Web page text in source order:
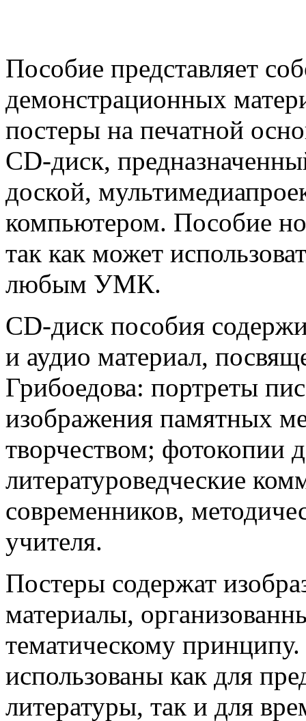
Пособие представляет
демонстрационных
постеры на печатной
CD-диск,
доской,
компьютером. Пособие
так как может
любым УМК.
CD-диск пособия
и аудио материал,
Грибоедова: портреты
изображения памятных
творчеством; фотокопии
литературоведческие
современников,
учителя.
Постеры содержат
материалы,
тематическому
использованы как для
литературы, так и для